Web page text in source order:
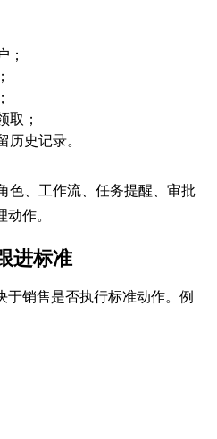
；
取；
历史记录。
色、工作流、任务提醒、审批
作。
进标准
于销售是否执行标准动作。例